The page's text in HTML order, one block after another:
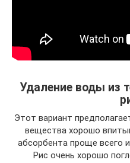
Удаление воды из
Этот вариант
вещества хорошо
абсорбента проще всего
Рис очень хорошо